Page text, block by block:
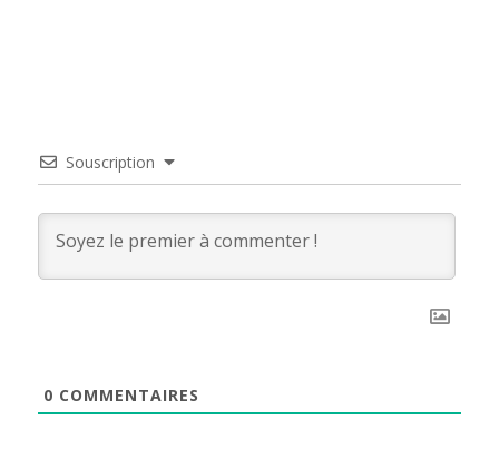
Souscription
0 COMMENTAIRES